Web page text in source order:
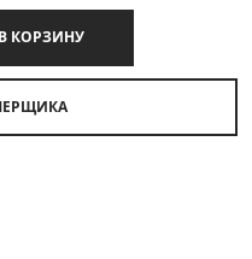
ДОБАВИТЬ В КОРЗИНУ
ЗАМЕРЩИКА